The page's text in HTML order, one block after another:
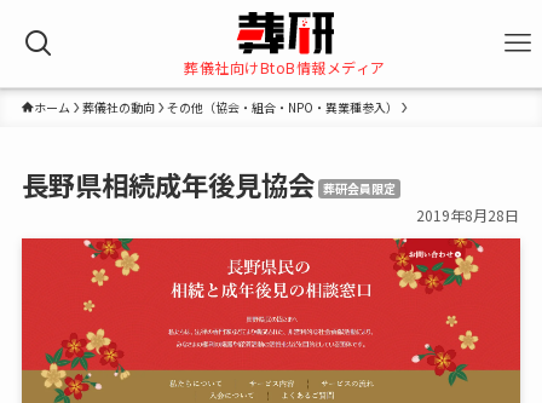
葬儀社向けBtoB情報メディア
ホーム 葬儀社の動向 その他（協会・組合・NPO・異業種参入）
長野県相続成年後見協会 葬研会員限定
2019年8月28日